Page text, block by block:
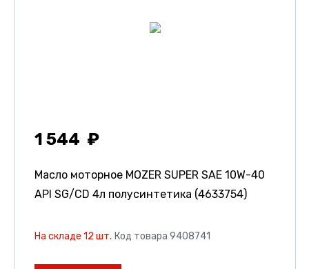
1 544
Масло моторное MOZER SUPER SAE 10W-40
API SG/CD 4л полусинтетика (4633754)
На складе 12 шт. Код товара 9408741